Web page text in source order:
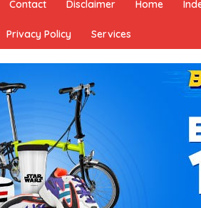
Contact Disclaimer Home
Privacy Policy Services